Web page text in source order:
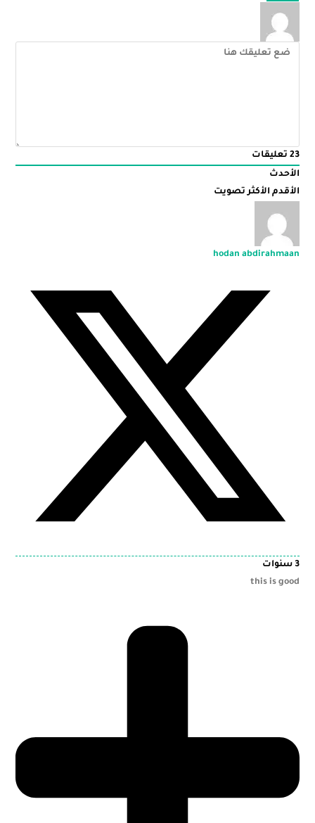
23 تعليقات
الأحدث
الأقدم الأكثر تصويت
hodan abdirahmaan
3 سنوات
this is good